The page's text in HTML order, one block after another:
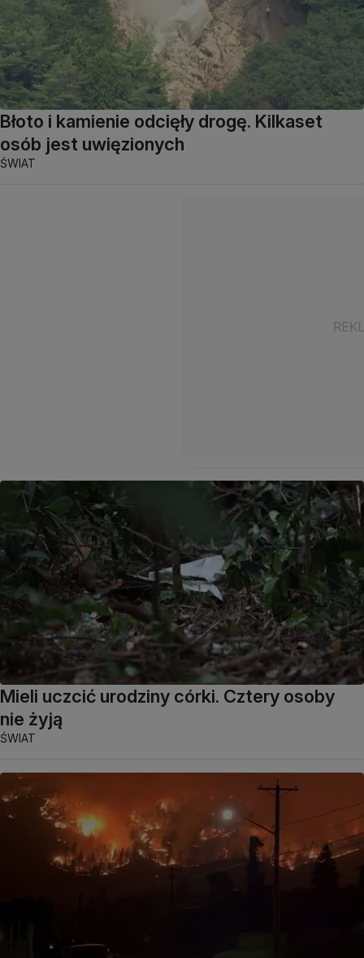
Błoto i kamienie odcięły drogę. Kilkaset
osób jest uwięzionych
ŚWIAT
Mieli uczcić urodziny córki. Cztery osoby
nie żyją
ŚWIAT